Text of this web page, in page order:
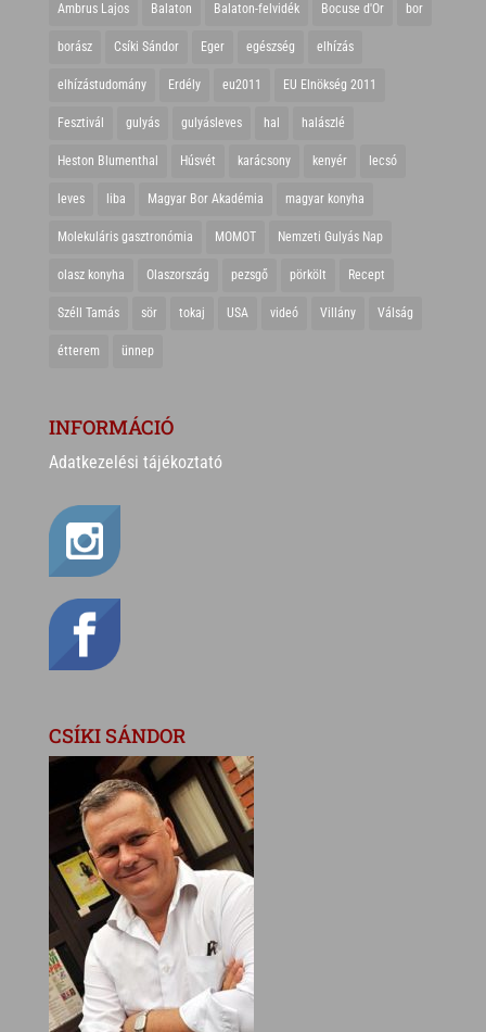
Ambrus Lajos Balaton Balaton-felvidék Bocuse d'Or bor
borász Csíki Sándor Eger egészség elhízás
elhízástudomány Erdély eu2011 EU Elnökség 2011
Fesztivál gulyás gulyásleves hal halászlé
Heston Blumenthal Húsvét karácsony kenyér lecsó
leves liba Magyar Bor Akadémia magyar konyha
Molekuláris gasztronómia MOMOT Nemzeti Gulyás Nap
olasz konyha Olaszország pezsgő pörkölt Recept
Széll Tamás sör tokaj USA videó Villány Válság
étterem ünnep
INFORMÁCIÓ
Adatkezelési tájékoztató
CSÍKI SÁNDOR